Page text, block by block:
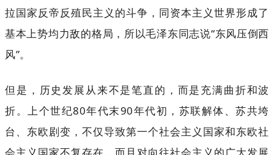
拉国家反帝反殖民主义的斗争，同资本主义世界形成了
基本上势均力敌的格局，所以毛泽东同志说“东风压倒西
风”。
但是，历史发展从来不是笔直的，而是充满曲折和波
折。上个世纪80年代末90年代初，苏联解体、苏共垮
台、东欧剧变，不仅导致第一个社会主义国家和东欧社